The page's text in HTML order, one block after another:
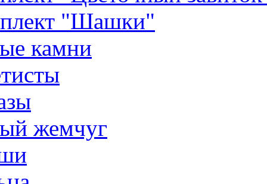
"Шашки"
камни
жемчуг